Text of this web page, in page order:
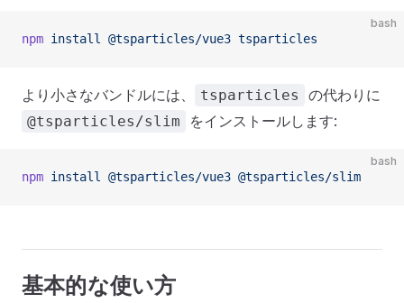
bash
npm install @tsparticles/vue3 tsparticles
より小さなバンドルには、 tsparticles の代わりに
@tsparticles/slim をインストールします:
bash
npm install @tsparticles/vue3 @tsparticles/slim
基本的な使い方